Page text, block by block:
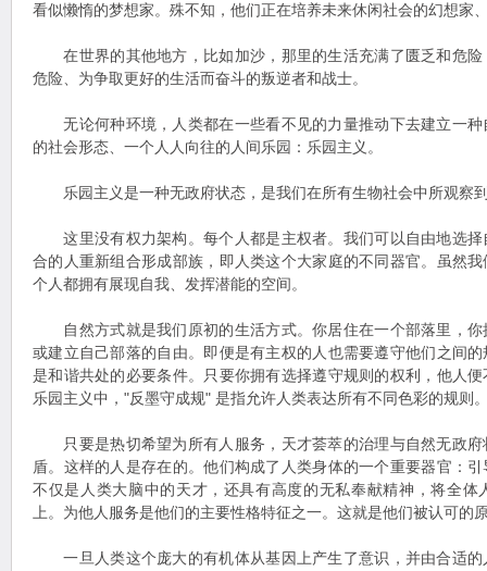
看似懒惰的梦想家。殊不知，他们正在培养未来休闲社会的幻想家
在世界的其他地方，比如加沙，那里的生活充满了匮乏和危险
危险、为争取更好的生活而奋斗的叛逆者和战士。
无论何种环境，人类都在一些看不见的力量推动下去建立一种
的社会形态、一个人人向往的人间乐园：乐园主义。
乐园主义是一种无政府状态，是我们在所有生物社会中所观察
这里没有权力架构。每个人都是主权者。我们可以自由地选择
合的人重新组合形成部族，即人类这个大家庭的不同器官。虽然
个人都拥有展现自我、发挥潜能的空间。
自然方式就是我们原初的生活方式。你居住在一个部落里，你
或建立自己部落的自由。即便是有主权的人也需要遵守他们之间
是和谐共处的必要条件。只要你拥有选择遵守规则的权利，他人
乐园主义中，"反墨守成规" 是指允许人类表达所有不同色彩的规则
只要是热切希望为所有人服务，天才荟萃的治理与自然无政府
盾。这样的人是存在的。他们构成了人类身体的一个重要器官：
不仅是人类大脑中的天才，还具有高度的无私奉献精神，将全体
上。为他人服务是他们的主要性格特征之一。这就是他们被认可的
一旦人类这个庞大的有机体从基因上产生了意识，并由合适的